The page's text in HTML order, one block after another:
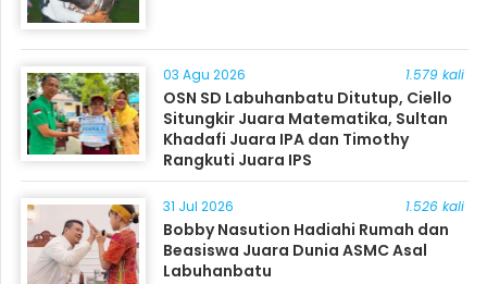
03 Agu 2026 1.579 kali
OSN SD Labuhanbatu Ditutup, Ciello
Situngkir Juara Matematika, Sultan
Khadafi Juara IPA dan Timothy
Rangkuti Juara IPS
31 Jul 2026 1.526 kali
Bobby Nasution Hadiahi Rumah dan
Beasiswa Juara Dunia ASMC Asal
Labuhanbatu